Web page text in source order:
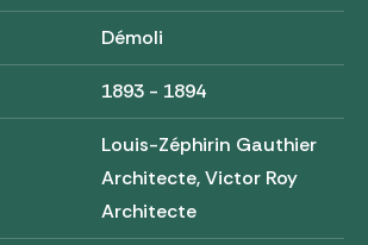
Démoli
1893 - 1894
Louis-Zéphirin Gauthier
Architecte, Victor Roy
Architecte